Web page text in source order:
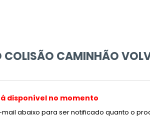
COLISÃO CAMINHÃO
disponível no momento